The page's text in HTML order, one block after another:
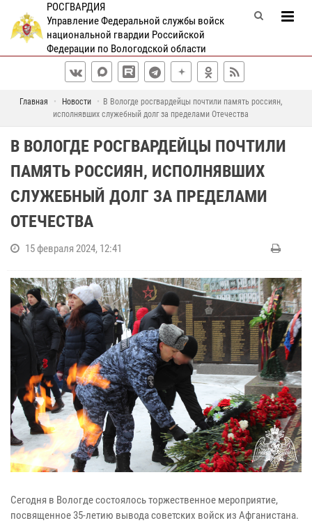
РОСГВАРДИЯ
Управление Федеральной службы войск
национальной гвардии Российской
Федерации по Вологодской области
Главная Новости
В Вологде росгвардейцы почтили память россиян,
исполнявших служебный долг за пределами Отечества
В ВОЛОГДЕ РОСГВАРДЕЙЦЫ ПОЧТИЛИ
ПАМЯТЬ РОССИЯН, ИСПОЛНЯВШИХ
СЛУЖЕБНЫЙ ДОЛГ ЗА ПРЕДЕЛАМИ
ОТЕЧЕСТВА
15 февраля 2024, 12:41
Сегодня в Вологде состоялось торжественное мероприятие,
посвященное 35-летию вывода советских войск из Афганистана.